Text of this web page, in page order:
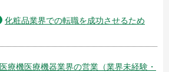
化粧品業界での転職を成功させるため
医療機医療機器業界の営業（業界未経験・